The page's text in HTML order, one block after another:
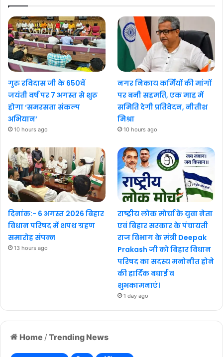
Home / Trending News
गुरु रविदास जी के 650वें
जयंती वर्ष पर 7 अगस्त से शुरू
होगा ‘समरसता संकल्प
अभियान’
10 hours ago
नगर निकाय कर्मियों की मांगों
पर बनी सहमति, एक माह में
समिति देगी प्रतिवेदन, नीतीश
मिश्रा
10 hours ago
दिनांक:- 6 अगस्त 2026 बिहार
विधान परिषद में शपथ ग्रहण
समारोह संपन्न
13 hours ago
राष्ट्रीय लोक मोर्चा के युवा नेता
एवं बिहार सरकार के पंचायती
राज विभाग के मंत्री Deepak
Prakash जी को बिहार विधान
परिषद का सदस्य मनोनीत होने
की हार्दिक बधाई व
शुभकामनाएं।
1 day ago